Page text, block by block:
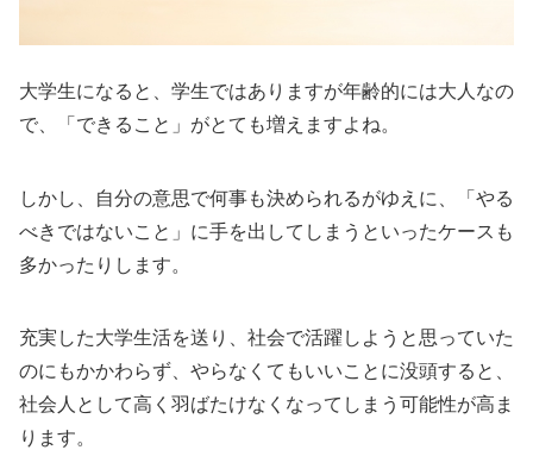
大学生になると、学生ではありますが年齢的には大人なの
で、「できること」がとても増えますよね。
しかし、自分の意思で何事も決められるがゆえに、「やる
べきではないこと」に手を出してしまうといったケースも
多かったりします。
充実した大学生活を送り、社会で活躍しようと思っていた
のにもかかわらず、やらなくてもいいことに没頭すると、
社会人として高く羽ばたけなくなってしまう可能性が高ま
ります。